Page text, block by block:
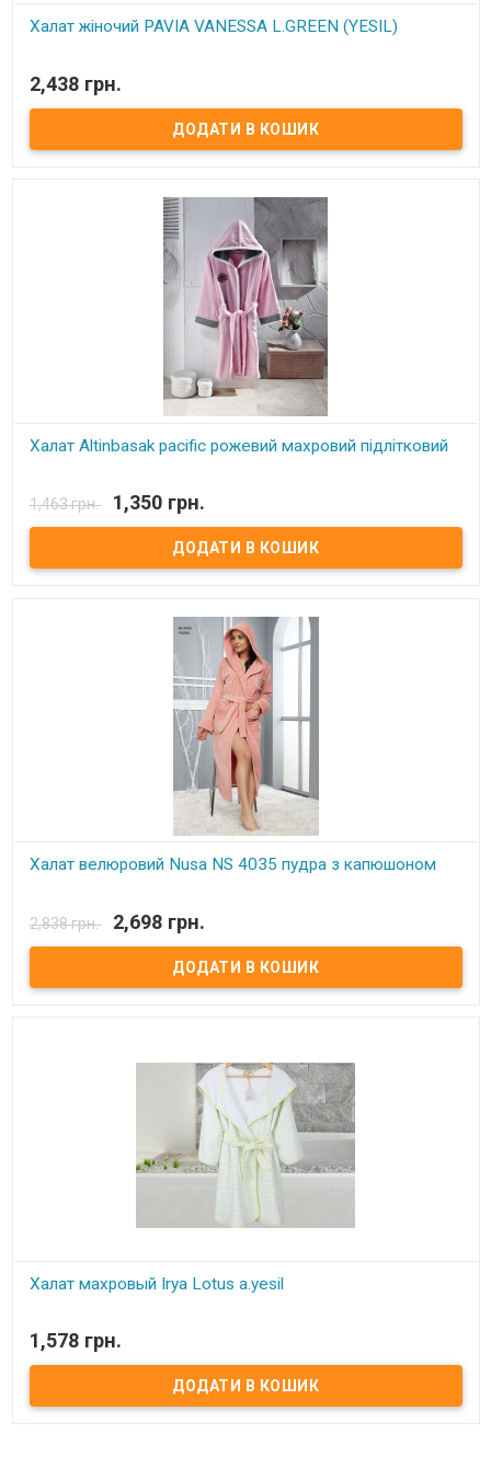
Халат жіночий PAVIA VANESSA L.GREEN (YESIL)
Халат жіночий PAVIA VANESSA L.GREEN(YESIL) з капюшоном Склад:
100% бавовна (щільність 550 г/м2) Розміри: L, XL. Упаковка:
подарункова картонна коробка. Виробник: Pavia (Туреччина).
2,438 грн.
Халат Altinbasak pacific рожевий махровий підлітковий
14-16 років, 18-20 років Склад: 100% бавовна (махра) Країна
виробник: Туреччина. Торгова марка: Altinbasak Упаковка:
подарункова фірмова коробка
1,463 грн. 1,350 грн.
Халат велюровий Nusa NS 4035 пудра з капюшоном
Халат велюровий Nusa NS 4035 пудра Розмір: s, m, l/xl, 2xl Склад:
100% бамбук Виробник: Nusa, Туреччина. Халат велюровий,
довгий з капюшоном: верхня сторона – велюр, нижня – махра.
2,838 грн. 2,698 грн.
Халат махровый Irya Lotus a.yesil
хлопок, 10% полиэстер. Плотность: 350 гр/м2 Цвет: салатовый
Упаковка: фирменная подарочная Производитель: Irya (Турция).
1,578 грн.